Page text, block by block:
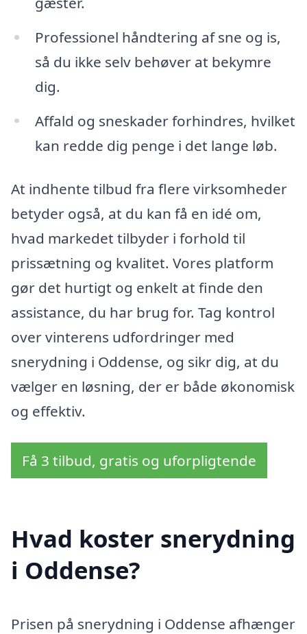
Professionel håndtering af sne og is,
så du ikke selv behøver at bekymre
dig.
Affald og sneskader forhindres, hvilket
kan redde dig penge i det lange løb.
At indhente tilbud fra flere virksomheder
betyder også, at du kan få en idé om,
hvad markedet tilbyder i forhold til
prissætning og kvalitet. Vores platform
gør det hurtigt og enkelt at finde den
assistance, du har brug for. Tag kontrol
over vinterens udfordringer med
snerydning i Oddense, og sikr dig, at du
vælger en løsning, der er både økonomisk
og effektiv.
Få 3 tilbud, gratis og uforpligtende
Hvad koster snerydning
i Oddense?
Prisen på snerydning i Oddense afhænger